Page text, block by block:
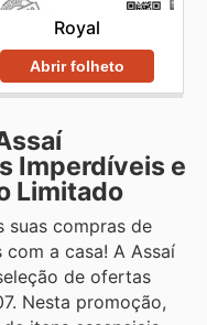
Royal
Abrir folheto
Imperdíveis e
Limitado
suas compras de
a casa! A Assaí
de ofertas
Nesta promoção,